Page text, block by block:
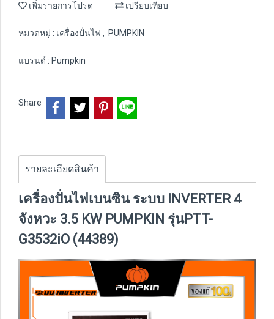
เพิ่มรายการโปรด เปรียบเทียบ
หมวดหมู่ : เครื่องปั่นไฟ , PUMPKIN
แบรนด์ : Pumpkin
Share
รายละเอียดสินค้า
เครื่องปั่นไฟเบนซิน ระบบ INVERTER 4
จังหวะ 3.5 KW PUMPKIN รุ่นPTT-
G3532iO (44389)